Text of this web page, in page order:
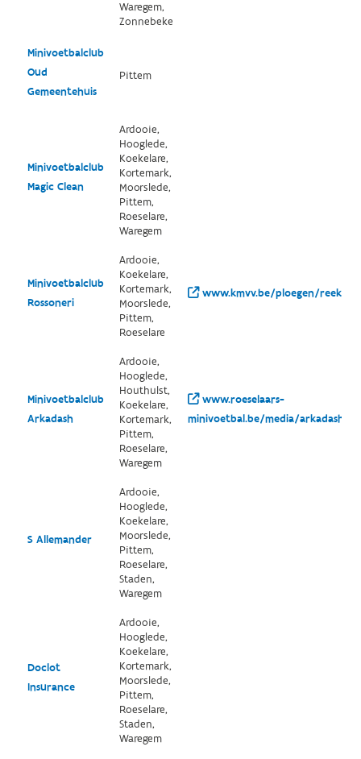
Waregem,
Zonnebeke
Minivoetbalclub
Oud
Gemeentehuis
Pittem
Minivoetbalclub
Magic Clean
Ardooie,
Hooglede,
Koekelare,
Kortemark,
Moorslede,
Pittem,
Roeselare,
Waregem
Minivoetbalclub
Rossoneri
Ardooie,
Koekelare,
Kortemark,
Moorslede,
Pittem,
Roeselare
www.kmvv.be/ploegen/reeks-
Minivoetbalclub
Arkadash
Ardooie,
Hooglede,
Houthulst,
Koekelare,
Kortemark,
Pittem,
Roeselare,
Waregem
www.roeselaars-
minivoetbal.be/media/arkadash-
S Allemander
Ardooie,
Hooglede,
Koekelare,
Moorslede,
Pittem,
Roeselare,
Staden,
Waregem
Doclot
Insurance
Ardooie,
Hooglede,
Koekelare,
Kortemark,
Moorslede,
Pittem,
Roeselare,
Staden,
Waregem